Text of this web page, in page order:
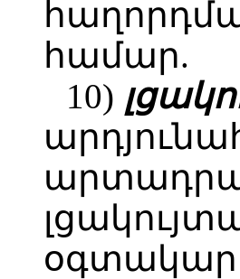
համար.
10)
օգտակար